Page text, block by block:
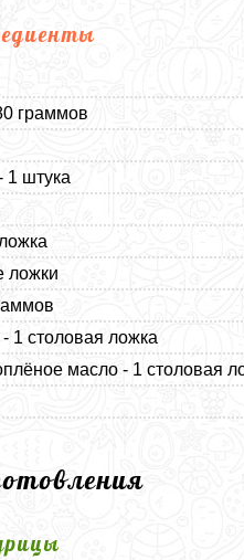
граммов
1 штука
ложки
1 столовая ложка
масло - 1 столовая